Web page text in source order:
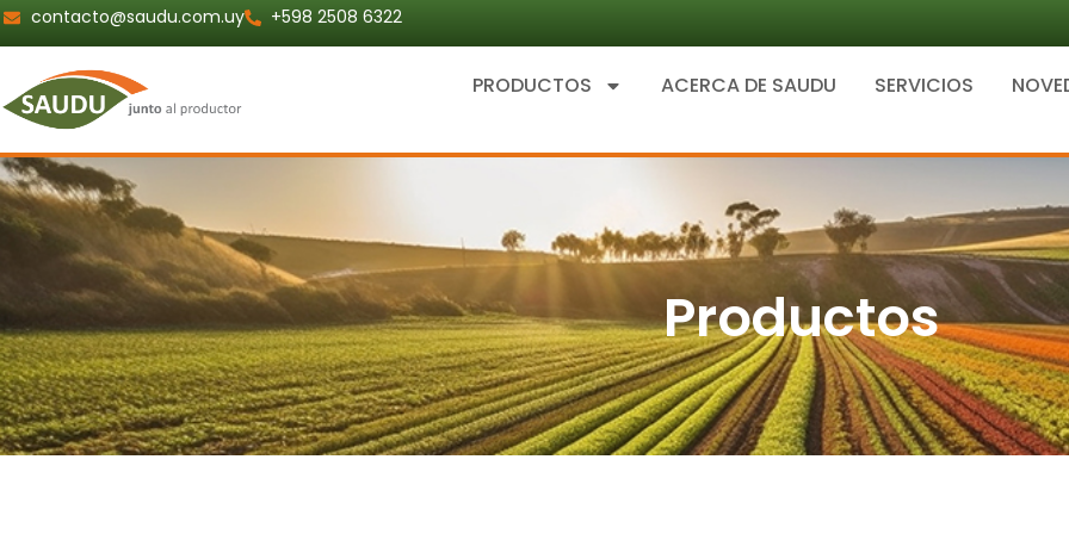
Ir
al
contenido
contacto@saudu.com.uy +598 2508 6322
PRODUCTOS ACERCA DE SAUDU SERVICIOS
Productos